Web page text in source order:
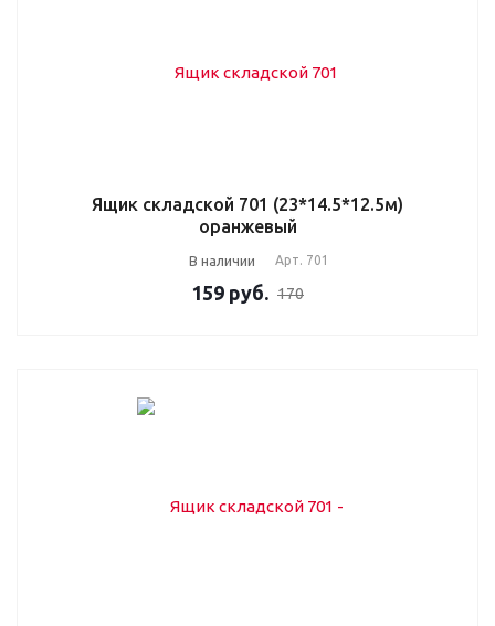
Ящик складской 701 (23*14.5*12.5м)
оранжевый
В наличии Арт. 701
159 руб. 170